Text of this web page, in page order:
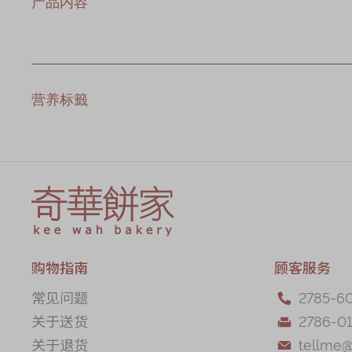
营养标籤
购物指南
常见问题
关于送货
关于退货
顾客服务
 2785-
 2786-
